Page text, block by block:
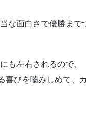
な面白さで優勝ま
も左右されるので、
びを嚙みしめて、